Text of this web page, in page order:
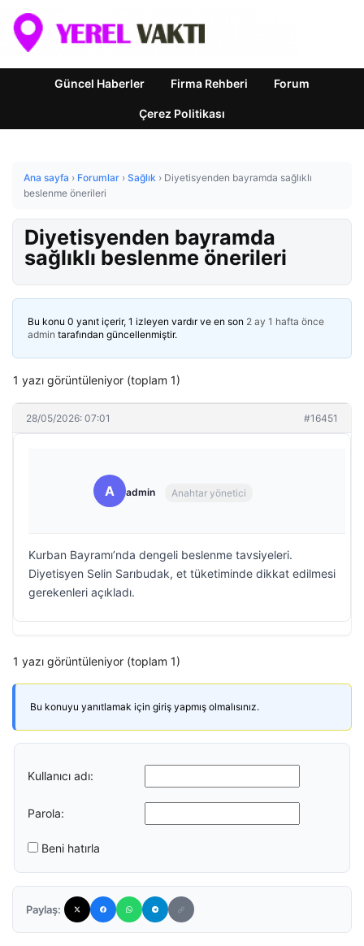
Güncel Haberler Firma Rehberi Forum
Çerez Politikası
Ana sayfa › Forumlar › Sağlık › Diyetisyenden bayramda sağlıklı
beslenme önerileri
Diyetisyenden bayramda
sağlıklı beslenme önerileri
Bu konu 0 yanıt içerir, 1 izleyen vardır ve en son 2 ay 1 hafta önce
admin tarafından güncellenmiştir.
1 yazı görüntüleniyor (toplam 1)
28/05/2026: 07:01 #16451
A admin Anahtar yönetici
Kurban Bayramı’nda dengeli beslenme tavsiyeleri.
Diyetisyen Selin Sarıbudak, et tüketiminde dikkat edilmesi
gerekenleri açıkladı.
1 yazı görüntüleniyor (toplam 1)
Bu konuyu yanıtlamak için giriş yapmış olmalısınız.
Kullanıcı adı:
Parola:
Beni hatırla
Paylaş: